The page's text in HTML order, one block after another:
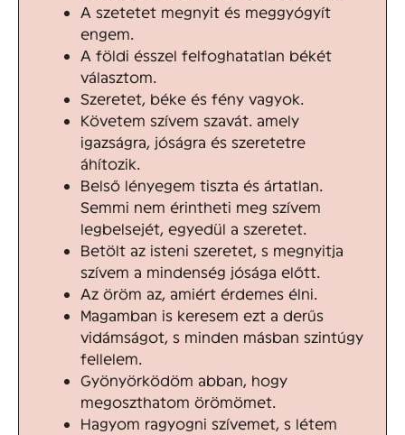
A szetetet megnyit és meggyógyít
engem.
A földi ésszel felfoghatatlan békét
választom.
Szeretet, béke és fény vagyok.
Követem szívem szavát. amely
igazságra, jóságra és szeretetre
áhítozik.
Belső lényegem tiszta és ártatlan.
Semmi nem érintheti meg szívem
legbelsejét, egyedül a szeretet.
Betölt az isteni szeretet, s megnyitja
szívem a mindenség jósága előtt.
Az öröm az, amiért érdemes élni.
Magamban is keresem ezt a derűs
vidámságot, s minden másban szintúgy
fellelem.
Gyönyörködöm abban, hogy
megoszthatom örömömet.
Hagyom ragyogni szívemet, s létem